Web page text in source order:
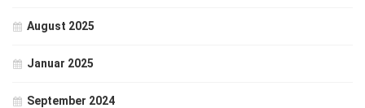
August 2025
Januar 2025
September 2024